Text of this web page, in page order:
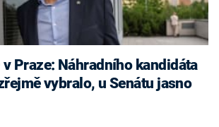
Praze: Náhradního kandidáta
vybralo, u Senátu jasno